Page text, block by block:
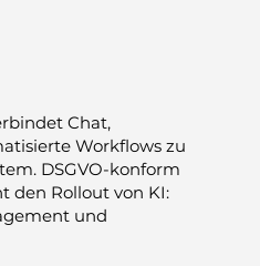
Chat,
Workflows zu
DSGVO-konform
den Rollout von KI:
und